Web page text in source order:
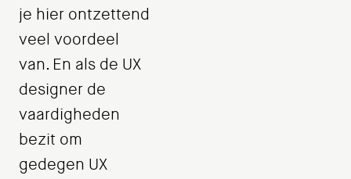
je hier ontzettend
veel voordeel
van. En als de UX
designer de
vaardigheden
bezit om
gedegen UX